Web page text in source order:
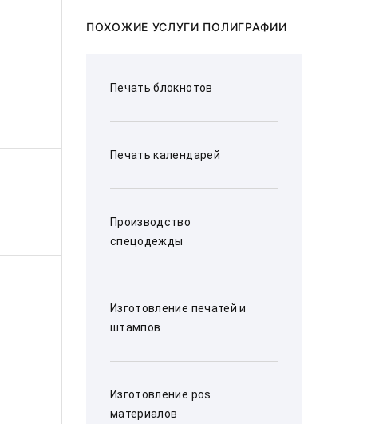
ПОХОЖИЕ УСЛУГИ ПОЛИГРАФИИ
Печать блокнотов
Печать календарей
Производство
спецодежды
Изготовление печатей и
штампов
Изготовление pos
материалов